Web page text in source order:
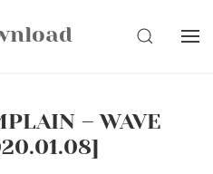
SEARCH
– WAVE